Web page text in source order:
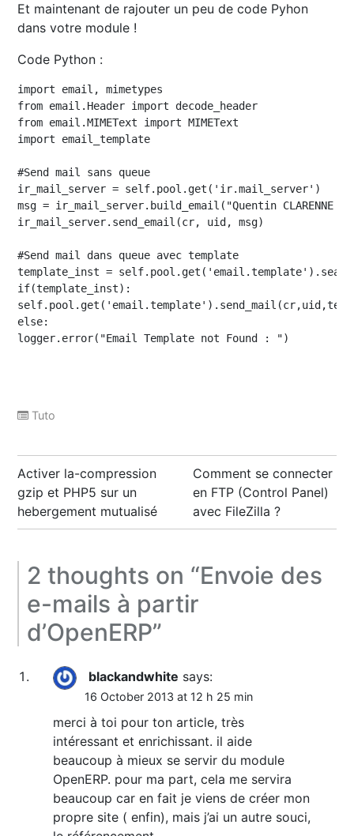
Et maintenant de rajouter un peu de code Pyhon
dans votre module !
Code Python :
import email, mimetypes
from email.Header import decode_header
from email.MIMEText import MIMEText
import email_template
#Send mail sans queue
ir_mail_server = self.pool.get('ir.mail_server')
msg = ir_mail_server.build_email("Quentin CLARENNE
ir_mail_server.send_email(cr, uid, msg)
#Send mail dans queue avec template
template_inst =
if(template_inst):
else:
logger.error("Email Template not Found : ")
Tuto
Post
navigation
Activer la-compression
gzip et PHP5 sur un
hebergement mutualisé
Comment se connecter
en FTP (Control Panel)
avec FileZilla ?
2 thoughts on “Envoie des
e-mails à partir
d’OpenERP”
blackandwhite says:
16 October 2013 at 12 h 25 min
merci à toi pour ton article, très
intéressant et enrichissant. il aide
beaucoup à mieux se servir du module
OpenERP. pour ma part, cela me servira
beaucoup car en fait je viens de créer mon
propre site ( enfin), mais j’ai un autre souci,